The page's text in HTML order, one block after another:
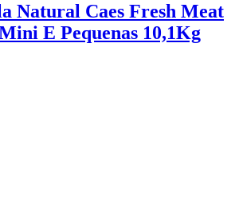
Natural Caes Fresh Meat
E Pequenas 10,1Kg